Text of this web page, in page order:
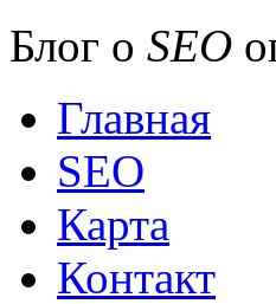
Блог о SEO
Главная
SEO
Карта
Контакт